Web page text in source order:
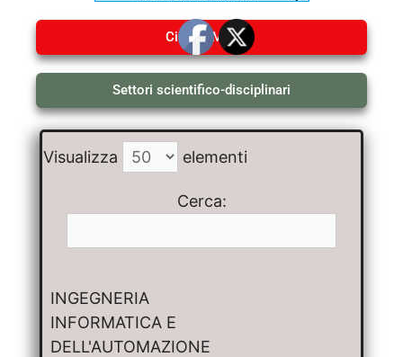
Cineca-Miur
Settori scientifico-disciplinari
Visualizza elementi
Cerca:
INGEGNERIA
INFORMATICA E
DELL'AUTOMAZIONE